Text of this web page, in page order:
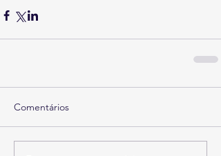
Comentários